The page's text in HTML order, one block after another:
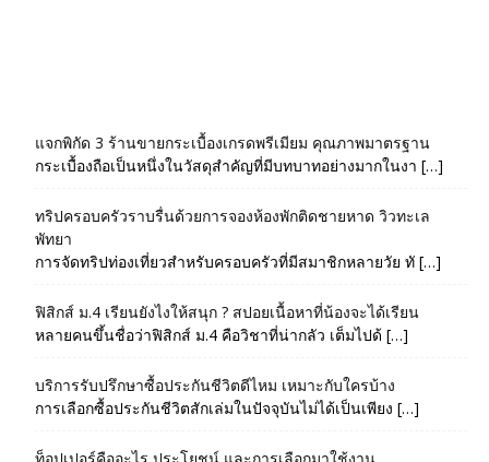
แจกพิกัด 3 ร้านขายกระเบื้องเกรดพรีเมียม คุณภาพมาตรฐาน
กระเบื้องถือเป็นหนึ่งในวัสดุสำคัญที่มีบทบาทอย่างมากในงา […]
ทริปครอบครัวราบรื่นด้วยการจองห้องพักติดชายหาด วิวทะเล
พัทยา
การจัดทริปท่องเที่ยวสำหรับครอบครัวที่มีสมาชิกหลายวัย ทั […]
ฟิสิกส์ ม.4 เรียนยังไงให้สนุก ? สปอยเนื้อหาที่น้องจะได้เรียน
หลายคนขึ้นชื่อว่าฟิสิกส์ ม.4 คือวิชาที่น่ากลัว เต็มไปด้ […]
บริการรับปรึกษาซื้อประกันชีวิตดีไหม เหมาะกับใครบ้าง
การเลือกซื้อประกันชีวิตสักเล่มในปัจจุบันไม่ได้เป็นเพียง […]